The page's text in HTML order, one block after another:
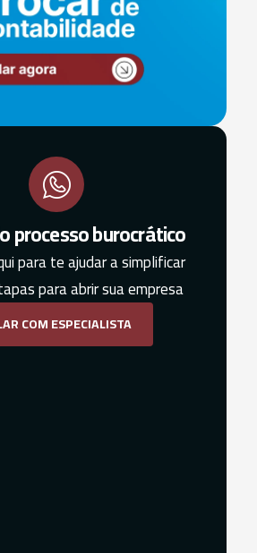
processo burocrático
para te ajudar a simplificar
para abrir sua empresa
COM ESPECIALISTA